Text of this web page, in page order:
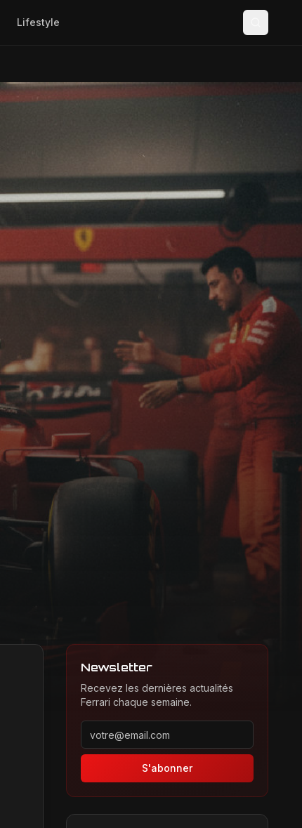
Lifestyle
Newsletter
Recevez les dernières actualités
Ferrari chaque semaine.
Adresse email pour la newsletter
S'abonner